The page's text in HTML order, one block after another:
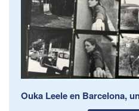
Ouka Leele en Barcelona,